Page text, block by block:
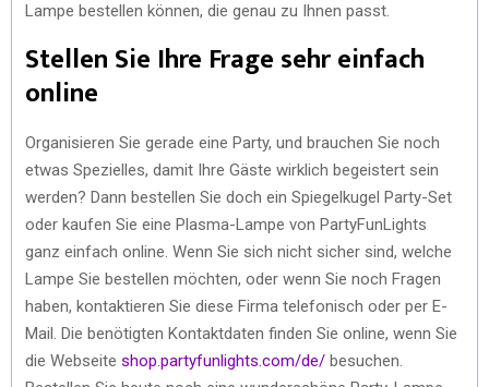
Lampe bestellen können, die genau zu Ihnen passt.
Stellen Sie Ihre Frage sehr einfach
online
Organisieren Sie gerade eine Party, und brauchen Sie noch
etwas Spezielles, damit Ihre Gäste wirklich begeistert sein
werden? Dann bestellen Sie doch ein Spiegelkugel Party-Set
oder kaufen Sie eine Plasma-Lampe von PartyFunLights
ganz einfach online. Wenn Sie sich nicht sicher sind, welche
Lampe Sie bestellen möchten, oder wenn Sie noch Fragen
haben, kontaktieren Sie diese Firma telefonisch oder per E-
Mail. Die benötigten Kontaktdaten finden Sie online, wenn Sie
die Webseite shop.partyfunlights.com/de/ besuchen.